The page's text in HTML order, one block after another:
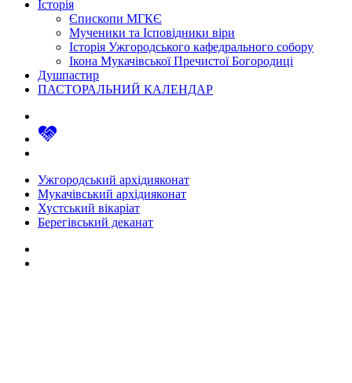
Історія
Єпископи МГКЄ
Мученики та Ісповідники віри
Історія Ужгородського кафедрального собору
Ікона Мукачівської Пречистої Богородиці
Душпастир
ПАСТОРАЛЬНИЙ КАЛЕНДАР
Ужгородський архідияконат
Мукачівський архідияконат
Хустський вікаріат
Берегівський деканат